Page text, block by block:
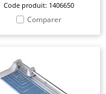
Code produit: 1406650
Comparer